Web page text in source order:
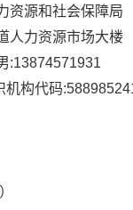
资源和社会保障局
人力资源市场大楼
:13874571931
机构代码: